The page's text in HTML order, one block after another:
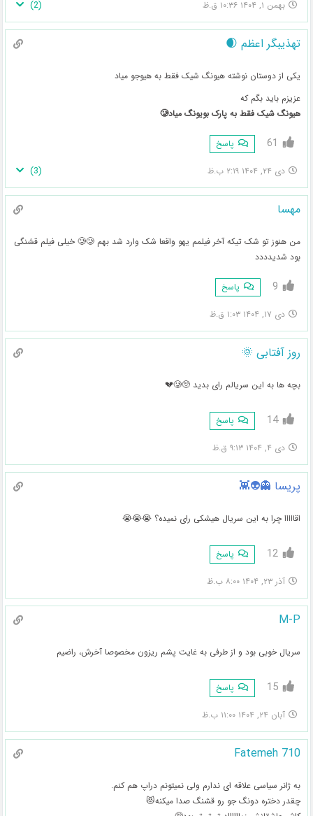
بهمن ۱, ۱۴۰۴ ۱۰:۳۶ ق.ظ (
2
)
تهذیبگر اعظم 🌒
یکی از دوستان نوشته هیونگ شیک فقط به هیوجو میاد
عزیزم باید بگم که
هیونگ شیک فقط به پارک بویونگ میاد🥲
61 پاسخ
دی ۲۴, ۱۴۰۴ ۲:۱۹ ب.ظ (
3
)
مهسا
من هنوز تو شک تیکه آخر فیلمم یهو واقعا شک وارد شد بهم 🥲🥲 خیلی فیلم قشنگی
بود شدیدددد
9 پاسخ
دی ۱۷, ۱۴۰۴ ۱:۰۳ ق.ظ
روز آفتابی 🌞
بچه ها به این سریالم رای بدید 🥺🥲💔
14 پاسخ
دی ۴, ۱۴۰۴ ۹:۱۳ ق.ظ
پریسا 👻👽👾
اقااااا چرا به این سریال هیشکی رای نمیده؟ 😭😭😭
12 پاسخ
آذر ۲۳, ۱۴۰۴ ۸:۰۰ ب.ظ
M-P
سریال خوبی بود و از طرفی به غایت پشم ریزون مخصوصا آخرش، راضیم
15 پاسخ
آبان ۲۴, ۱۴۰۴ ۱۱:۰۰ ب.ظ
Fatemeh 710
به ژانر سیاسی علاقه ای ندارم ولی نمیتونم دراپ هم کنم.
چقدر دختره دونگ جو رو قشنگ صدا میکنه😻